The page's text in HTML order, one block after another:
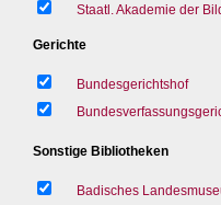
Staatl. Akademie der
Gerichte
Bundesgerichtshof
Sonstige Bibliotheken
Badisches